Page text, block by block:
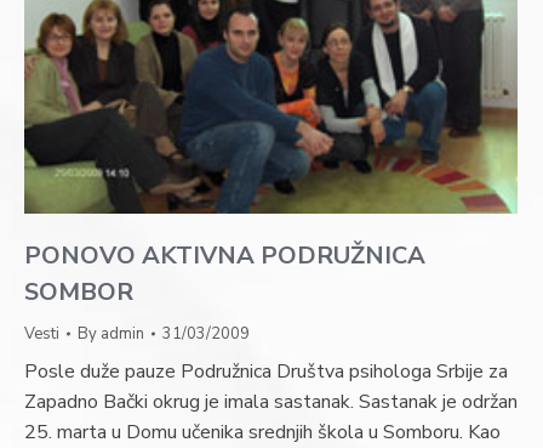
PONOVO AKTIVNA PODRUŽNICA
SOMBOR
Vesti By admin 31/03/2009
Posle duže pauze Podružnica Društva psihologa Srbije za
Zapadno Bački okrug je imala sastanak. Sastanak je održan
25. marta u Domu učenika srednjih škola u Somboru. Kao